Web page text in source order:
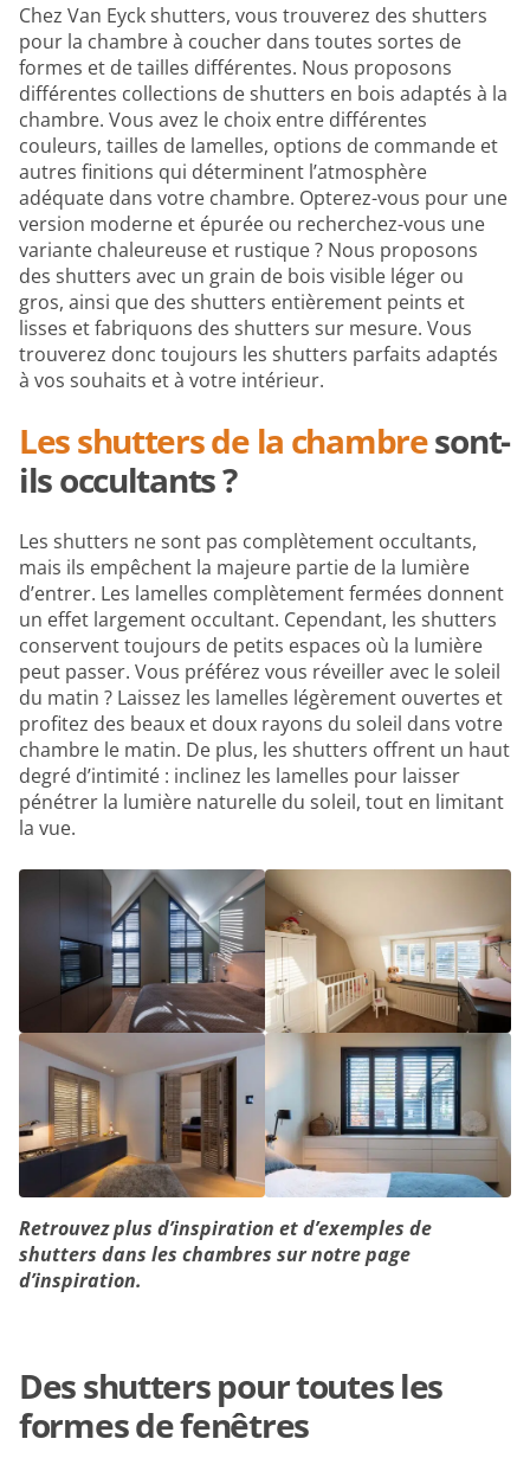
Chez Van Eyck shutters, vous trouverez des shutters
pour la chambre à coucher dans toutes sortes de
formes et de tailles différentes. Nous proposons
différentes collections de shutters en bois adaptés à la
chambre. Vous avez le choix entre différentes
couleurs, tailles de lamelles, options de commande et
autres finitions qui déterminent l’atmosphère
adéquate dans votre chambre. Opterez-vous pour une
version moderne et épurée ou recherchez-vous une
variante chaleureuse et rustique ? Nous proposons
des shutters avec un grain de bois visible léger ou
gros, ainsi que des shutters entièrement peints et
lisses et fabriquons des shutters sur mesure. Vous
trouverez donc toujours les shutters parfaits adaptés
à vos souhaits et à votre intérieur.
Les shutters de la chambresont-
ils occultants ?
Les shutters ne sont pas complètement occultants,
mais ils empêchent la majeure partie de la lumière
d’entrer. Les lamelles complètement fermées donnent
un effet largement occultant. Cependant, les shutters
conservent toujours de petits espaces où la lumière
peut passer. Vous préférez vous réveiller avec le soleil
du matin ? Laissez les lamelles légèrement ouvertes et
profitez des beaux et doux rayons du soleil dans votre
chambre le matin. De plus, les shutters offrent un haut
degré d’intimité : inclinez les lamelles pour laisser
pénétrer la lumière naturelle du soleil, tout en limitant
la vue.
Retrouvez plus d’inspiration et d’exemples de
shutters dans les chambres sur notre page
d’inspiration.
Des shutters pour toutes les
formes de fenêtres